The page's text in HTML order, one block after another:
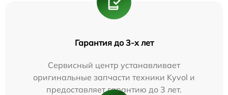
Гарантия до 3-х лет
Сервисный центр устанавливает
оригинальные запчасти техники Kyvol и
предоставляет гарантию до 3 лет.